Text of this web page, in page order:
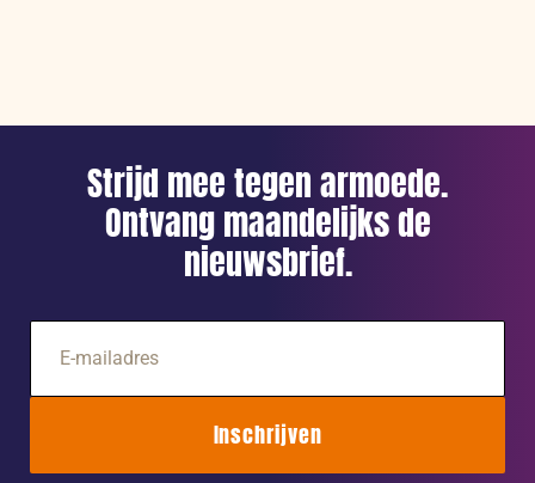
Strijd mee tegen armoede.
Ontvang maandelijks de
nieuwsbrief.
mailadres
Inschrijven